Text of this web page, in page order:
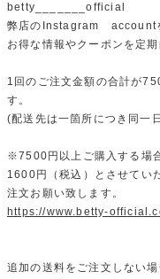
betty_______official
弊店のInstagram account
お得な情報やクーポンを定
1回のご注文金額の合計が
す。
(配送先は一箇所につき同一
※7500円以上ご購入する場
1600円（税込）とさせてい
注文お願い致します。
https://www.betty-
追加の送料をご注文しない